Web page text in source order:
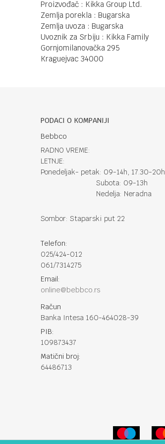
Proizvođač : Kikka Group Ltd.
Zemlja porekla : Bugarska
Zemlja uvoza : Bugarska
Uvoznik za Srbiju : Kikka Family
Gornjomilanovačka 295
Kraguejvac 34000
PODACI O KOMPANIJI
Bebbco
RADNO VREME:
LETNJE:
Ponedeljak- petak: 09-14h, 17.30-20h
Subota: 09-13h
Nedelja: Neradna
Sombor: Staparski put 22
Telefon:
025/424-012
061/7314275
Email:
online@bebbco.rs
Račun
Banka Intesa 160-464028-39
PIB:
109873437
Matični broj:
64486713